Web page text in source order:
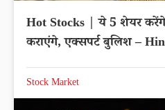
Hot Stocks | ये 5 शेयर करेंगे
कराएंगे,
Stock Market